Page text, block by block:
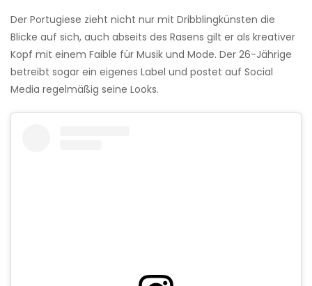
Der Portugiese zieht nicht nur mit Dribblingkünsten die
Blicke auf sich, auch abseits des Rasens gilt er als kreativer
Kopf mit einem Faible für Musik und Mode. Der 26-Jährige
betreibt sogar ein eigenes Label und postet auf Social
Media regelmäßig seine Looks.